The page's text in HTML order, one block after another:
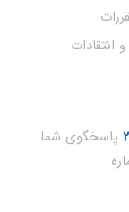
انتقادات
پاسخگوی شما